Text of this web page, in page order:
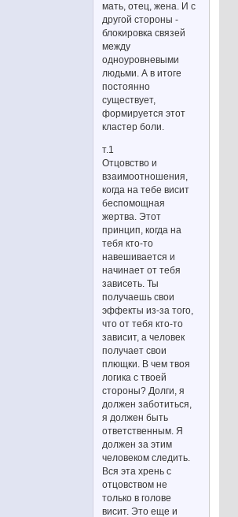
мать, отец, жена. И с
другой стороны -
блокировка связей
между
одноуровневыми
людьми. А в итоге
постоянно
существует,
формируется этот
кластер боли.
т.1
Отцовство и
взаимоотношения,
когда на тебе висит
беспомощная
жертва. Этот
принцип, когда на
тебя кто-то
навешивается и
начинает от тебя
зависеть. Ты
получаешь свои
эффекты из-за того,
что от тебя кто-то
зависит, а человек
получает свои
плющки. В чем твоя
логика с твоей
стороны? Долги, я
должен заботиться,
я должен быть
ответственным. Я
должен за этим
человеком следить.
Вся эта хрень с
отцовством не
только в голове
висит. Это еще и